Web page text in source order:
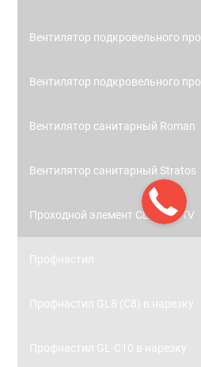
Вентилятор подкровельного
Вентилятор подкровельного
Вентилятор санитарный Roman
Вентилятор санитарный Stratos
Проходной элемент CLASSIC TV
Профнастил
Профнастил GL8 (С8) в нарезку
Профнастил GL-С10 в нарезку